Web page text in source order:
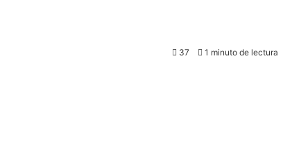
37 1 minuto de lectura